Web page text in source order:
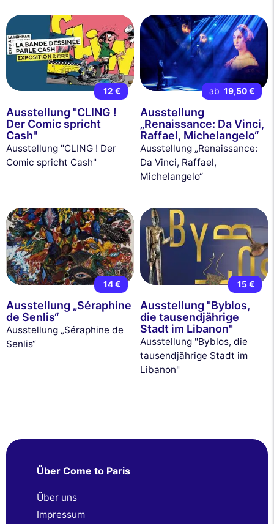
12 €
Ausstellung "CLING !
Der Comic spricht
Cash"
Ausstellung "CLING ! Der
Comic spricht Cash"
ab 19,50 €
Ausstellung
„Renaissance: Da Vinci,
Raffael, Michelangelo“
Ausstellung „Renaissance:
Da Vinci, Raffael,
Michelangelo“
14 €
Ausstellung „Séraphine
de Senlis“
Ausstellung „Séraphine de
Senlis“
15 €
Ausstellung "Byblos,
die tausendjährige
Stadt im Libanon"
Ausstellung "Byblos, die
tausendjährige Stadt im
Libanon"
Über Come to Paris
Über uns
Impressum